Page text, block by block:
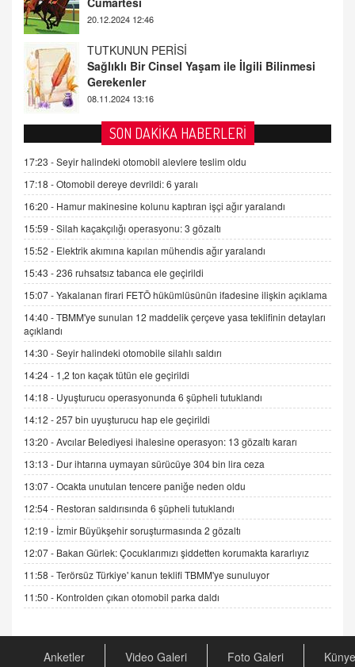
TUTKUNUN PERİSİ
Sağlıklı Bir Cinsel Yaşam ile İlgili Bilinmesi
Gerekenler
08.11.2024 13:16
FARUK ÖNALAN
Tezkere Onaylanmasaydı…
2 Kasım 2021 Salı 00:11
AV. DOĞAN CAN DOĞAN
Kişisel verilerin korunması ve dijital hukukun
gelişimi
15.09.2025 16:17
SEHER EREK
Kış Ayları Geldi, Hangi Önlemler Alınmalı?
9.12.2025 10:11
İNCİ GÜL AKÖL
Trump Keşke Adana'yı da Ziyaret Etse...
06.07.2026 13:00
ADEM AKÖL
Esed Destekçilerinin Yüzüne Vurulan Şamar:
Sednaya
11.12.2024 12:30
DR. EKREM ASLAN
Gerçek Ne, Algı Ne? "Beraber Yürüyoruz"
Cümlesinin Peşinden
19.07.2025 12:45
GÖNÜL MENEKŞE
Şifacının Yolu
04.11.2025 12:56
AV. RÜMEYSA ÖZKALE
Kira Uyuşmazlıklarında Dava Açmadan Önce
SON DAKİKA HABERLERİ
17:23 -Seyir halindeki otomobil alevlere teslim oldu
17:18 -Otomobil dereye devrildi: 6 yaralı
16:20 - Hamur makinesine kolunu kaptıran işçi ağır yaralandı
15:59 -Silah kaçakçılığı operasyonu: 3 gözaltı
15:52 - Elektrik akımına kapılan mühendis ağır yaralandı
15:43 -236 ruhsatsız tabanca ele geçirildi
15:07 -Yakalanan firari FETÖ hükümlüsünün ifadesine ilişkin açıklama
14:40 -TBMM'ye sunulan 12 maddelik çerçeve yasa teklifinin detayları
açıklandı
14:30 -Seyir halindeki otomobile silahlı saldırı
14:24 - 1,2 ton kaçak tütün ele geçirildi
14:18 - Uyuşturucu operasyonunda 6 şüpheli tutuklandı
14:12 -257 bin uyuşturucu hap ele geçirildi
13:20 -Avcılar Belediyesi ihalesine operasyon: 13 gözaltı kararı
13:13 - Dur ihtarına uymayan sürücüye 304 bin lira ceza
13:07 -Ocakta unutulan tencere paniğe neden oldu
12:54 - Restoran saldırısında 6 şüpheli tutuklandı
12:19 - İzmir Büyükşehir soruşturmasında 2 gözaltı
12:07 - Bakan Gürlek: Çocuklarımızı şiddetten korumakta kararlıyız
11:58 -Terörsüz Türkiye' kanun teklifi TBMM'ye sunuluyor
11:50 - Kontrolden çıkan otomobil parka daldı
Anketler Video Galeri Foto Galeri Künye